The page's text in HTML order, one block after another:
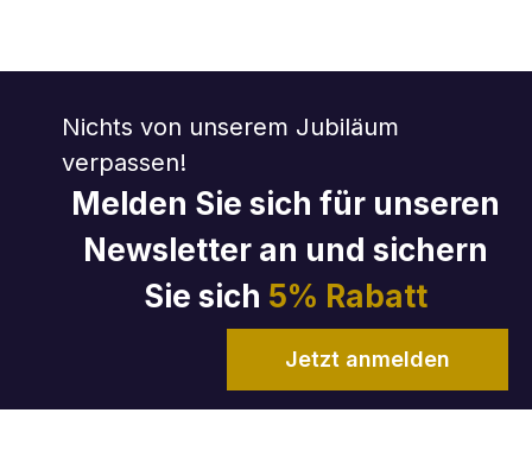
Nichts von unserem Jubiläum
verpassen!
Melden Sie sich für unseren
Newsletter an und sichern
Sie sich 5% Rabatt
Jetzt anmelden